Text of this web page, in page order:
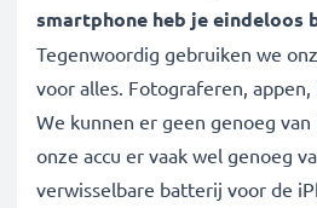
smartphone heb je eindeloos
Tegenwoordig gebruiken we
voor alles. Fotograferen,
We kunnen er geen genoeg
onze accu er vaak wel genoeg
verwisselbare batterij voor de